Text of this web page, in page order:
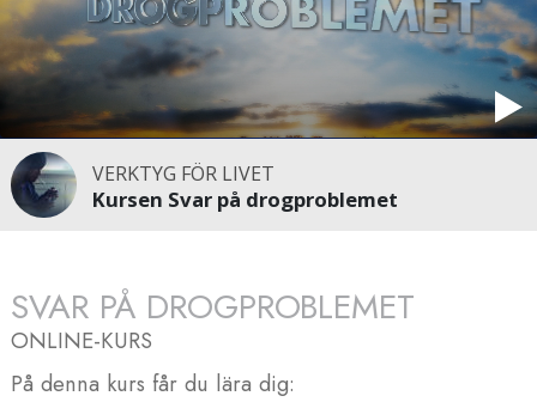
VERKTYG FÖR LIVET
Kursen Svar på drogproblemet
SVAR PÅ DROGPROBLEMET
ONLINE-KURS
På denna kurs får du lära dig: